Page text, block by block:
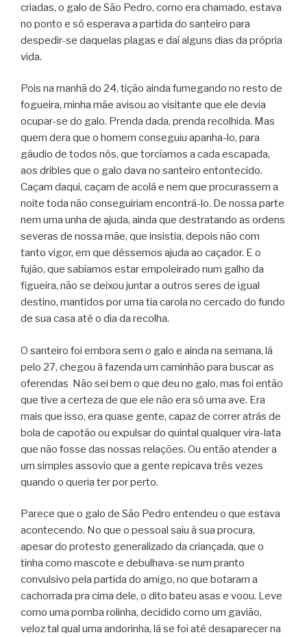
criadas, o galo de São Pedro, como era chamado, estava
no ponto e só esperava a partida do santeiro para
despedir-se daquelas plagas e daí alguns dias da própria
vida.
Pois na manhã do 24, tição ainda fumegando no resto de
fogueira, minha mãe avisou ao visitante que ele devia
ocupar-se do galo. Prenda dada, prenda recolhida. Mas
quem dera que o homem conseguiu apanha-lo, para
gáudio de todos nós, que torcíamos a cada escapada,
aos dribles que o galo dava no santeiro entontecido.
Caçam daqui, caçam de acolá e nem que procurassem a
noite toda não conseguiriam encontrá-lo. De nossa parte
nem uma unha de ajuda, ainda que destratando as ordens
severas de nossa mãe, que insistia, depois não com
tanto vigor, em que déssemos ajuda ao caçador. E o
fujão, que sabíamos estar empoleirado num galho da
figueira, não se deixou juntar a outros seres de igual
destino, mantidos por uma tia carola no cercado do fundo
de sua casa até o dia da recolha.
O santeiro foi embora sem o galo e ainda na semana, lá
pelo 27, chegou à fazenda um caminhão para buscar as
oferendas Não sei bem o que deu no galo, mas foi então
que tive a certeza de que ele não era só uma ave. Era
mais que isso, era quase gente, capaz de correr atrás de
bola de capotão ou expulsar do quintal qualquer vira-lata
que não fosse das nossas relações. Ou então atender a
um simples assovio que a gente repicava três vezes
quando o queria ter por perto.
Parece que o galo de São Pedro entendeu o que estava
acontecendo. No que o pessoal saiu à sua procura,
apesar do protesto generalizado da criançada, que o
tinha como mascote e debulhava-se num pranto
convulsivo pela partida do amigo, no que botaram a
cachorrada pra cima dele, o dito bateu asas e voou. Leve
como uma pomba rolinha, decidido como um gavião,
veloz tal qual uma andorinha, lá se foi até desaparecer na